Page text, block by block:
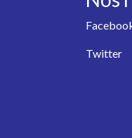
Twitter